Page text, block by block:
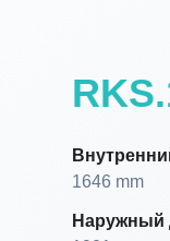
1646 mm
Наружный